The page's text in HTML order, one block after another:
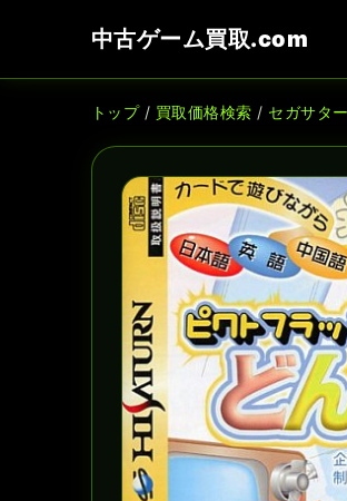
中古ゲーム買取.com
トップ/ 買取価格検索 / セガサタ